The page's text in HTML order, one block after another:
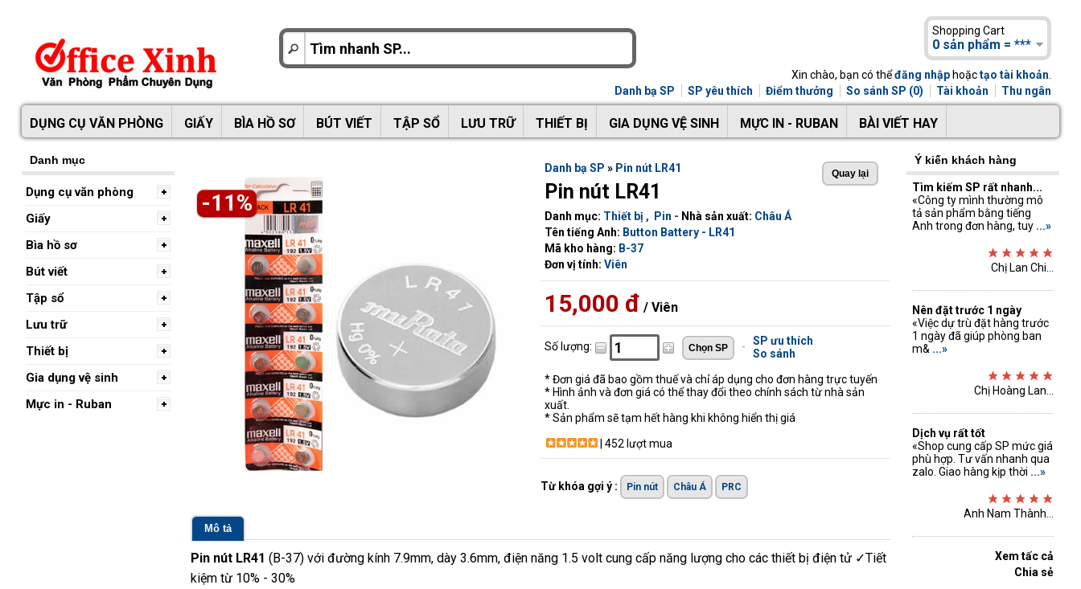
Shopping Cart
0 sản phẩm = ***
Xin chào, bạn có thểđăng nhập hoặctạo tài khoản
Danh bạ SP
SP yêu thích Điểm thưởng So sánh SP (0) Tài khoản Thu ngân
DỤNG CỤ VĂN PHÒNG GIẤY BÌA HỒ SƠ BÚT VIẾT TẬP SỔ LƯU TRỮ THIẾT BỊ GIA DỤNG VỆ SINH MỰC IN - RUBAN BÀI VIẾT HAY
Danh mục
Dụng cụ văn phòng
Giấy
Bìa hồ sơ
Bút viết
Tập sổ
Lưu trữ
Thiết bị
Gia dụng vệ sinh
Mực in - Ruban
Ý kiến khách hàng
Tìm kiếm SP rất nhanh...
«Công ty mình thường mô
tả sản phẩm bằng tiếng
Anh trong đơn hàng, tuy ...»
Chị Lan Chi...
Nên đặt trước 1 ngày
«Việc dự trù đặt hàng trước
1 ngày đã giúp phòng ban
m& ...»
Chị Hoàng Lan...
Dịch vụ rất tốt
«Shop cung cấp SP mức giá
phù hợp. Tư vấn nhanh qua
zalo. Giao hàng kịp thời ...»
Anh Nam Thành...
Xem tấc cả
Chia sẻ
-11%
Danh bạ SP » Pin nút LR41
Pin nút LR41
Danh mục: Thiết bị , Pin - Nhà sản xuất: Châu Á
Tên tiếng Anh: Button Battery - LR41
Mã kho hàng: B-37
Đơn vị tính: Viên
15,000 đ / Viên
Số lượng: - SP ưu thích
So sánh
* Đơn giá đã bao gồm thuế và chỉ áp dụng cho đơn hàng trực tuyến
* Hình ảnh và đơn giá có thể thay đổi theo chính sách từ nhà sản
xuất.
* Sản phẩm sẽ tạm hết hàng khi không hiển thị giá
| 452 lượt mua
Từ khóa gợi ý : Pin nút Châu Á PRC
Mô tả
Pin nút LR41 (B-37) với đường kính 7.9mm, dày 3.6mm, điện năng 1.5 volt cung cấp năng lượng cho các thiết bị điện tử ✓Tiết
kiệm từ 10% - 30%